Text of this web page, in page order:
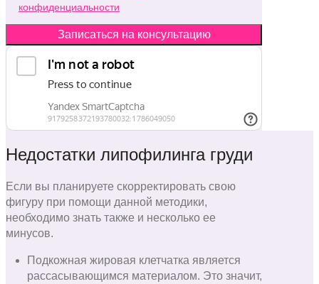
конфиденциальности
Записаться на консультацию
Недостатки липофилинга груди
Если вы планируете скорректировать свою
фигуру при помощи данной методики,
необходимо знать также и несколько ее
минусов.
Подкожная жировая клетчатка является
рассасывающимся материалом. Это значит,